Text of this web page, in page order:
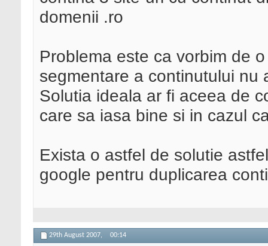
domenii .ro
Problema este ca vorbim de
segmentare a continutului nu
Solutia ideala ar fi aceea de
care sa iasa bine si in cazul
Exista o astfel de solutie
google pentru duplicarea
29th August 2007, 00:14